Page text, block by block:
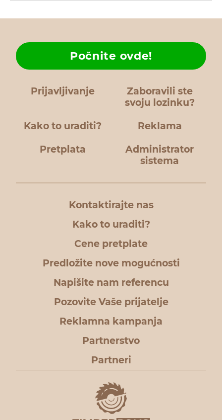
Prijavljivanje
Zaboravili ste
svoju lozinku?
Kako to uraditi?
Počnite ovde!
Reklama
Pretplata
Administrator
sistema
Kontaktirajte nas
Kako to uraditi?
Cene pretplate
Predložite nove mogućnosti
Napišite nam referencu
Pozovite Vaše prijatelje
Reklamna kampanja
Partnerstvo
Partneri